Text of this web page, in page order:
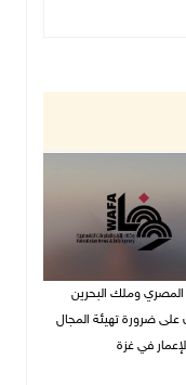
المصري وملك البحرين
على ضرورة تهيئة المجال
في غزة